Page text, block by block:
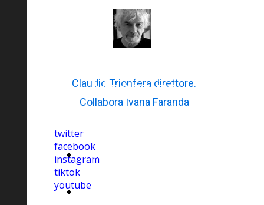
Magazine
Claudio Trionfera direttore.
Collabora Ivana Faranda
twitter
facebook
instagram
tiktok
youtubescienze